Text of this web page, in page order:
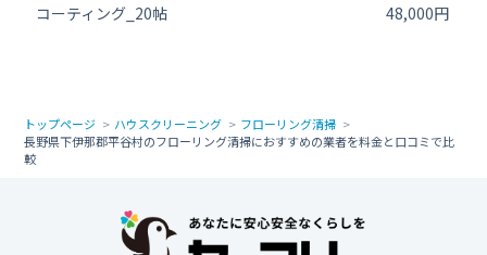
コーティング_20帖
48,000円
トップページ ハウスクリーニング
フローリング清掃
長野県下伊那郡平谷村のフローリング清掃におすすめの業者を料金と口コミで比
較